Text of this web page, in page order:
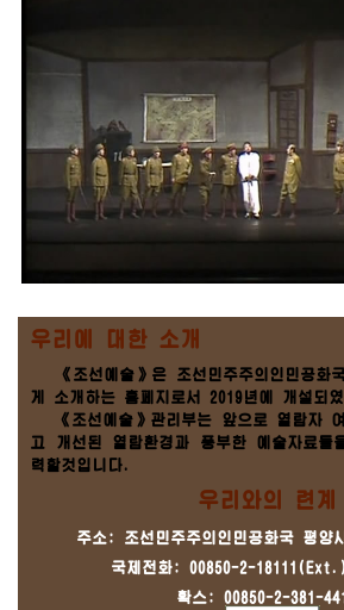
우리에 대한 소개
《조선예술》은 조선민주주의인민공화
게 소개하는 홈페지로서 2019년에 개설되
《조선예술》관리부는 앞으로 열람자
고 개선된 열람환경과 풍부한 예술자료들
력할것입니다.
우리와의 련계
주소: 조선민주주의인민공화국 평양
국제전화: 00850-2-
확스: 00850-2-381-